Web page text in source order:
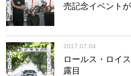
売記念イベント
2017.07.04
ロールス・ロイ
露目